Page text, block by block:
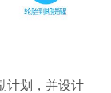
计划，并设计